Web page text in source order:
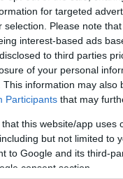
for targeted
selection. Please note
interest-based ads
to third parties
of your personal
This information may
Participants that may
that this website/app
but not limited to
to Google and its third-
consent section.
που είναι
ήθελα, δεν
μέσα στην
του πατέρα